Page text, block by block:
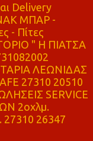
Delivery
ΜΠΑΡ -
- Πίτες
" Η ΠΙΑΤΣΑ
ΛΕΩΝΙΔΑΣ
27310 20510
SERVICE
2οχλμ.
26347